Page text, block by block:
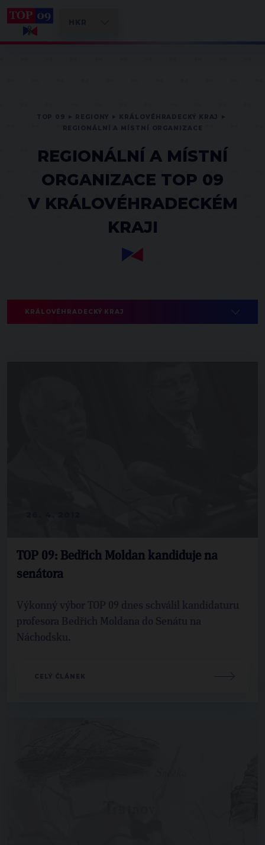
REGIONÁLNÍ A MÍSTNÍ
ORGANIZACE TOP 09
V KRÁLOVÉHRADECKÉM
KRAJI
KRÁLOVÉHRADECKÝ KRAJ
TOP 09: Bedřich Moldan kandiduje na
senátora
Výkonný výbor TOP 09 dnes schválil kandidaturu
profesora Bedřich Moldana do Senátu na
Náchodsku.
CELÝ ČLÁNEK